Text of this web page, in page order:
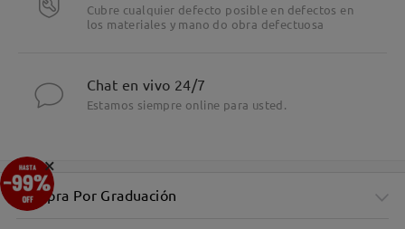
Cubre cualquier defecto posible en defectos en
los materiales y mano do obra defectuosa
Chat en vivo 24/7
Estamos siempre online para usted.
Compra Por Graduación
×